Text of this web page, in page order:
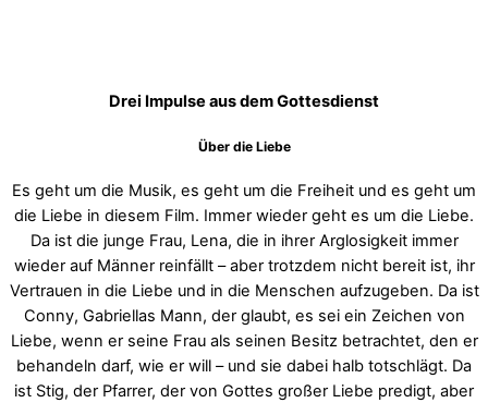
Drei Impulse aus dem Gottesdienst
Über die Liebe
Es geht um die Musik, es geht um die Freiheit und es geht um
die Liebe in diesem Film. Immer wieder geht es um die Liebe.
Da ist die junge Frau, Lena, die in ihrer Arglosigkeit immer
wieder auf Männer reinfällt – aber trotzdem nicht bereit ist, ihr
Vertrauen in die Liebe und in die Menschen aufzugeben. Da ist
Conny, Gabriellas Mann, der glaubt, es sei ein Zeichen von
Liebe, wenn er seine Frau als seinen Besitz betrachtet, den er
behandeln darf, wie er will – und sie dabei halb totschlägt. Da
ist Stig, der Pfarrer, der von Gottes großer Liebe predigt, aber